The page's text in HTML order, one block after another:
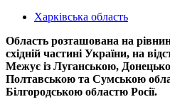
Харківська область
Область розташована на
східній частині України, на
Межує із Луганською,
Полтавською та Сумською
Білгородською областю Росії.